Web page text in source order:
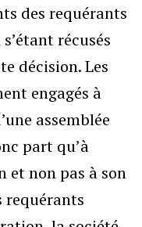
des requérants
récusés
décision. Les
engagés à
assemblée
part qu’à
et non pas à son
requérants